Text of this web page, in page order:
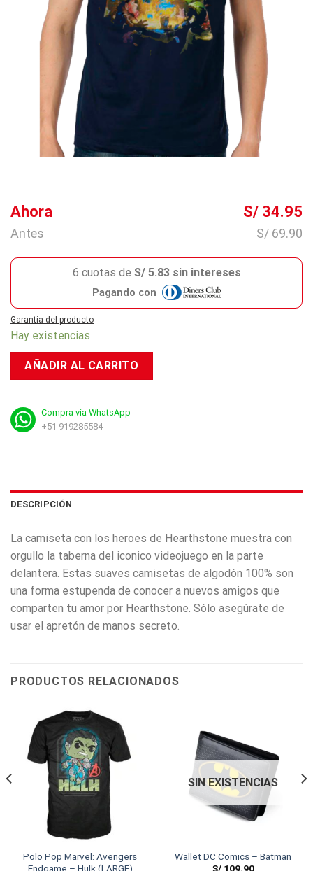
Ahora S/ 34.95
Antes S/ 69.90
6 cuotas de S/ 5.83 sin intereses
Pagando con
Garantía del producto
Hay existencias
AÑADIR AL CARRITO
Compra via WhatsApp
+51 919285584
DESCRIPCIÓN
La camiseta con los heroes de Hearthstone muestra con
orgullo la taberna del iconico videojuego en la parte
delantera. Estas suaves camisetas de algodón 100% son
una forma estupenda de conocer a nuevos amigos que
comparten tu amor por Hearthstone. Sólo asegúrate de
usar el apretón de manos secreto.
PRODUCTOS RELACIONADOS
Polo Pop Marvel: Avengers
Endgame – Hulk (LARGE)
SIN EXISTENCIAS
Wallet DC Comics – Batman
S/109.90